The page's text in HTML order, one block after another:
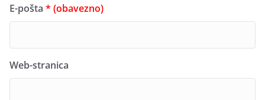
E-pošta * (obavezno)
Web-stranica